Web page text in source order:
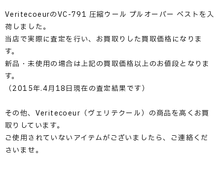
VeritecoeurのVC-791 圧縮ウール プルオーバー ベストを入
荷しました。
当店で実際に査定を行い、お買取りした買取価格になりま
す。
新品・未使用の場合は上記の買取価格以上のお値段となりま
す。
（2015年.4月18日現在の査定結果です）
その他、Veritecoeur（ヴェリテクール）の商品を高くお買
取りしています。
ご使用されていないアイテムがございましたら、ご連絡くだ
さいませ。